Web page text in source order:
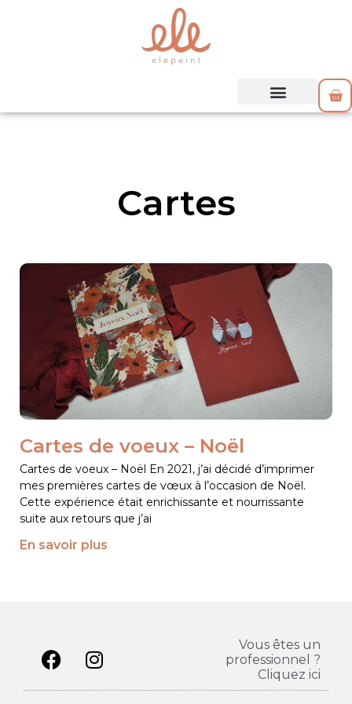
Cartes
Cartes de voeux – Noël
Cartes de voeux – Noël En 2021, j’ai décidé d’imprimer
mes premières cartes de vœux à l’occasion de Noël.
Cette expérience était enrichissante et nourrissante
suite aux retours que j’ai
En savoir plus
Vous êtes un
professionnel ?
Cliquez ici